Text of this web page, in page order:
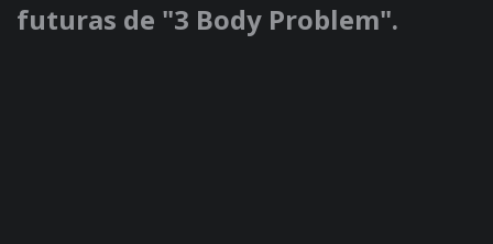
futuras de "3 Body Problem".